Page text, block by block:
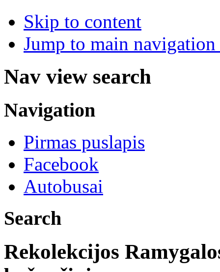
Skip to content
Jump to main
Nav view search
Navigation
Pirmas puslapis
Facebook
Autobusai
Search
Rekolekcijos